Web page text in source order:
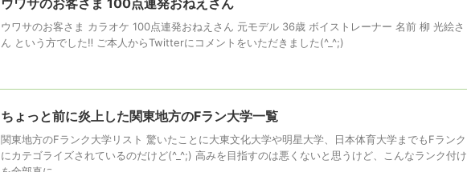
ウワサのお客さま カラオケ 100点連発おねえさん 元モデル 36歳 ボイストレーナー 名前 柳 光絵さ
ん という方でした‼️ ご本人からTwitterにコメントをいただきました(^_^;)
ちょっと前に炎上した関東地方のFラン大学一覧
関東地方のFランク大学リスト 驚いたことに大東文化大学や明星大学、日本体育大学までもFランク
にカテゴライズされているのだけど(^_^;) 高みを目指すのは悪くないと思うけど、こんなランク付け